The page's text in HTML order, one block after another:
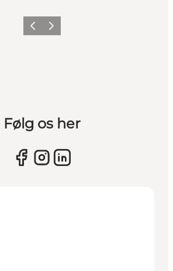
Forrige billede
Næste billede
Følg os her